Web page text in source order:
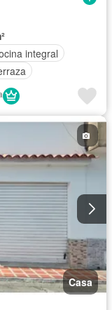
integral
Casa